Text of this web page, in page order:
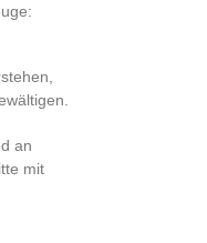
an
mit